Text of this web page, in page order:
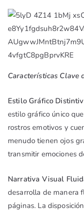
Características Clave
Estilo Gráfico
estilo gráfico único
rostros emotivos y
menudo tienen ojos
transmitir emociones
Narrativa Visual
desarrolla de manera
páginas. La